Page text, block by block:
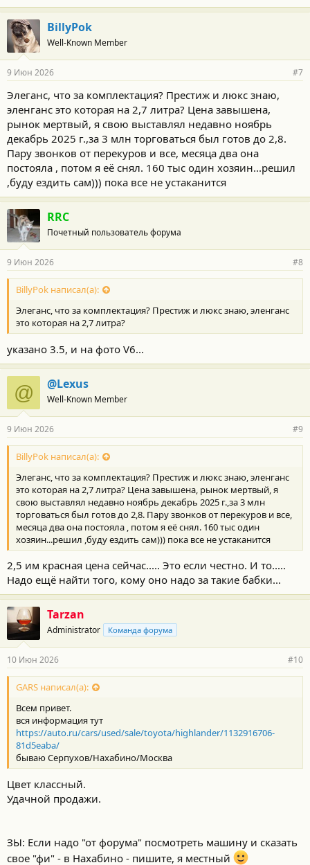
BillyPok
Well-Known Member
9 Июн 2026 #7
Элеганс, что за комплектация? Престиж и люкс знаю,
эленганс это которая на 2,7 литра? Цена завышена,
рынок мертвый, я свою выставлял недавно ноябрь
декабрь 2025 г.,за 3 млн торговаться был готов до 2,8.
Пару звонков от перекуров и все, месяца два она
постояла , потом я её снял. 160 тыс один хозяин...решил
,буду ездить сам))) пока все не устаканится
RRC
Почетный пользователь форума
9 Июн 2026 #8
BillyPok написал(а):
Элеганс, что за комплектация? Престиж и люкс знаю, эленганс
это которая на 2,7 литра?
указано 3.5, и на фото V6...
@ @Lexus
Well-Known Member
9 Июн 2026 #9
BillyPok написал(а):
Элеганс, что за комплектация? Престиж и люкс знаю, эленганс
это которая на 2,7 литра? Цена завышена, рынок мертвый, я
свою выставлял недавно ноябрь декабрь 2025 г.,за 3 млн
торговаться был готов до 2,8. Пару звонков от перекуров и все,
месяца два она постояла , потом я её снял. 160 тыс один
хозяин...решил ,буду ездить сам))) пока все не устаканится
2,5 им красная цена сейчас..... Это если честно. И то.....
Надо ещё найти того, кому оно надо за такие бабки...
Tarzan
Administrator Команда форума
10 Июн 2026 #10
GARS написал(а):
Всем привет.
вся информация тут
https://auto.ru/cars/used/sale/toyota/highlander/1132916706-
81d5eaba/
бываю Серпухов/Нахабино/Москва
Цвет классный.
Удачной продажи.
ЗЫ: Если надо "от форума" посмотреть машину и сказать
свое "фи" - в Нахабино - пишите, я местный